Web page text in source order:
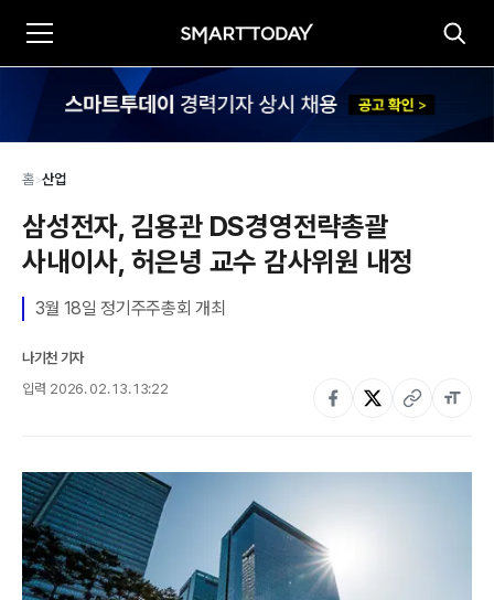
홈>산업
삼성전자, 김용관 DS경영전략총괄
사내이사, 허은녕 교수 감사위원 내정
나기천 기자
입력 2026. 02. 13. 13:22